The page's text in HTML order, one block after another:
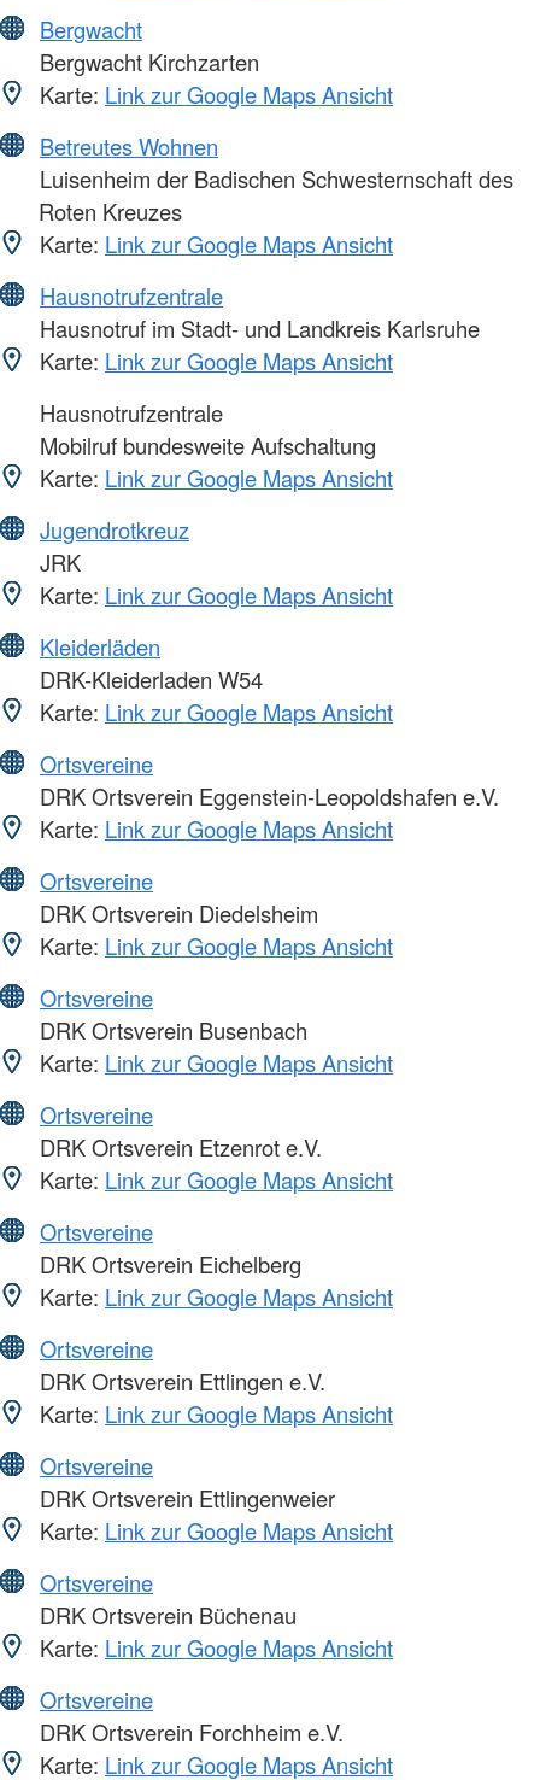
Bergwacht
Bergwacht Kirchzarten
Karte: Link zur Google Maps Ansicht
Betreutes Wohnen
Luisenheim der Badischen Schwesternschaft des
Roten Kreuzes
Karte: Link zur Google Maps Ansicht
Hausnotrufzentrale
Hausnotruf im Stadt- und Landkreis Karlsruhe
Karte: Link zur Google Maps Ansicht
Hausnotrufzentrale
Mobilruf bundesweite Aufschaltung
Karte: Link zur Google Maps Ansicht
Jugendrotkreuz
JRK
Karte: Link zur Google Maps Ansicht
Kleiderläden
DRK-Kleiderladen W54
Karte: Link zur Google Maps Ansicht
Ortsvereine
DRK Ortsverein Eggenstein-Leopoldshafen e.V.
Karte: Link zur Google Maps Ansicht
Ortsvereine
DRK Ortsverein Diedelsheim
Karte: Link zur Google Maps Ansicht
Ortsvereine
DRK Ortsverein Busenbach
Karte: Link zur Google Maps Ansicht
Ortsvereine
DRK Ortsverein Etzenrot e.V.
Karte: Link zur Google Maps Ansicht
Ortsvereine
DRK Ortsverein Eichelberg
Karte: Link zur Google Maps Ansicht
Ortsvereine
DRK Ortsverein Ettlingen e.V.
Karte: Link zur Google Maps Ansicht
Ortsvereine
DRK Ortsverein Ettlingenweier
Karte: Link zur Google Maps Ansicht
Ortsvereine
DRK Ortsverein Büchenau
Karte: Link zur Google Maps Ansicht
Ortsvereine
DRK Ortsverein Forchheim e.V.
Karte: Link zur Google Maps Ansicht